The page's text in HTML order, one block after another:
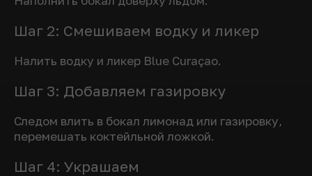
Шаг 2: Смешиваем водку и ликер
Налить водку и ликер Blue Curaçao.
Шаг 3: Добавляем газировку
Следом влить в бокал лимонад или газировку,
перемешать коктейльной ложкой.
Шаг 4: Украшаем